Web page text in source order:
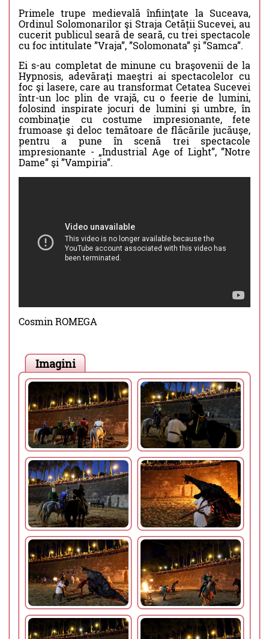
Primele trupe medievală înfiinţate la Suceava,
Ordinul Solomonarilor şi Straja Cetății Sucevei, au
cucerit publicul seară de seară, cu trei spectacole
cu foc intitulate ”Vraja”, ”Solomonata” și ”Samca”.
Ei s-au completat de minune cu braşovenii de la
Hypnosis, adevăraţi maeştri ai spectacolelor cu
foc şi lasere, care au transformat Cetatea Sucevei
într-un loc plin de vrajă, cu o feerie de lumini,
folosind inspirate jocuri de lumini şi umbre, în
combinaţie cu costume impresionante, fete
frumoase şi deloc temătoare de flăcările jucăuşe,
pentru a pune în scenă trei spectacole
impresionante - „Industrial Age of Light”, ”Notre
Dame” şi ”Vampiria”.
Cosmin ROMEGA
Imagini